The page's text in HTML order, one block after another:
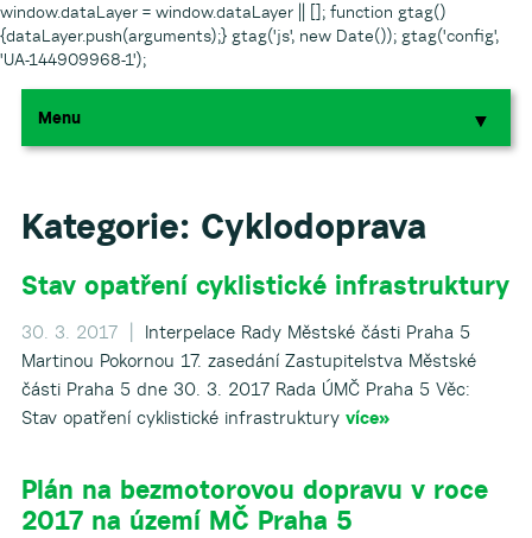
window.dataLayer = window.dataLayer || []; function gtag()
{dataLayer.push(arguments);} gtag('js', new Date()); gtag('config',
'UA-144909968-1');
Menu ▼
▼
▼
▼
▼
Kategorie: Cyklodoprava
Stav opatření cyklistické infrastruktury
30. 3. 2017 |
Interpelace Rady Městské části Praha 5
Martinou Pokornou 17. zasedání Zastupitelstva Městské
části Praha 5 dne 30. 3. 2017 Rada ÚMČ Praha 5 Věc:
Stav opatření cyklistické infrastruktury více»
Plán na bezmotorovou dopravu v roce
2017 na území MČ Praha 5